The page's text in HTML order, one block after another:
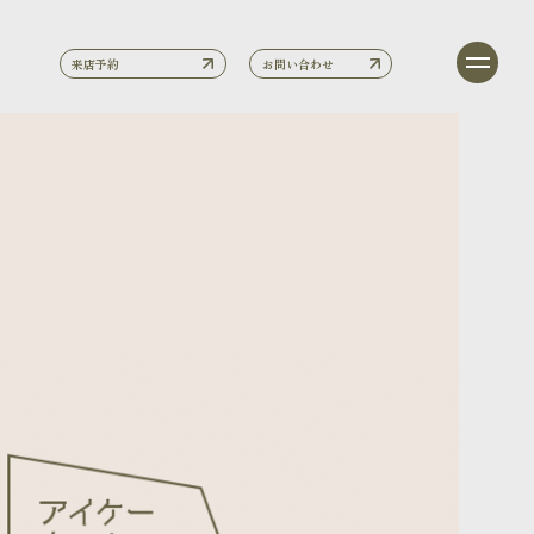
来店予約 お問い合わせ